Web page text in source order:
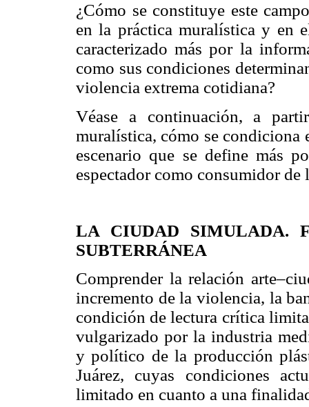
¿Cómo se constituye este
en la práctica muralística y en
caracterizado más por la
como sus condiciones
violencia extrema cotidiana?
Véase a continuación, a
muralística, cómo se condiciona
escenario que se define más
espectador como consumidor de
LA CIUDAD SIMULADA.
SUBTERRÁNEA
Comprender la relación
incremento de la violencia, la
condición de lectura crítica
vulgarizado por la industria
y político de la producción
Juárez, cuyas condiciones
limitado en cuanto a una